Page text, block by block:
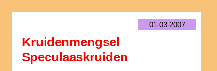
01-03-2007
Kruidenmengsel
Speculaaskruiden